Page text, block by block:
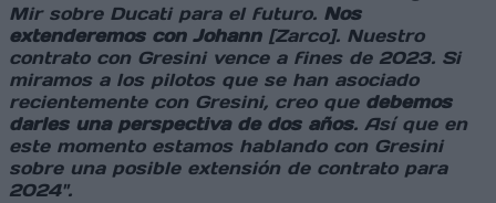
Mir sobre Ducati para el futuro. Nos
extenderemos con Johann[Zarco]. Nuestro
contrato con Gresini vence a fines de 2023. Si
miramos a los pilotos que se han asociado
recientemente con Gresini, creo que debemos
darles una perspectiva de dos años. Así que en
este momento estamos hablando con Gresini
sobre una posible extensión de contrato para
2024".